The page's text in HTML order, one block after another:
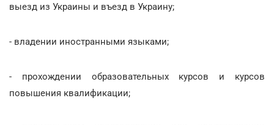
выезд из Украины и въезд в Украину;
- владении иностранными языками;
- прохождении образовательных курсов и курсов
повышения квалификации;